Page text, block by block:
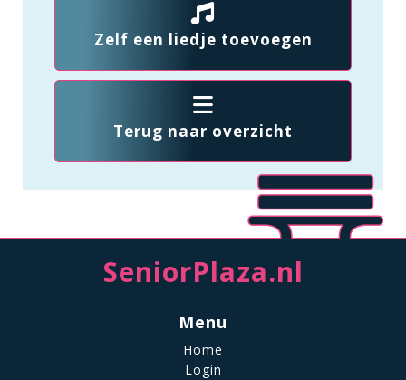
Zelf een liedje toevoegen
Terug naar overzicht
SeniorPlaza.nl
Menu
Home
Login